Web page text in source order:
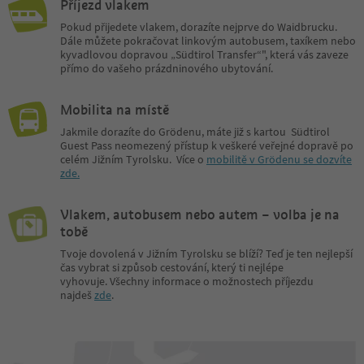
is planned.
The return by shuttle is included
in the price.
Any variation is reserved to the
hiking guide!
be paid separately. A
in a hut is planned.
Minimum age: 16 years
hiking guide!
Příjezd vlakem
Pokud přijedete vlakem, dorazíte nejprve do Waidbrucku.
Dále můžete pokračovat linkovým autobusem, taxíkem nebo
kyvadlovou dopravou „Südtirol Transfer“", která vás zaveze
přímo do vašeho prázdninového ubytování.
Mobilita na místě
Jakmile dorazíte do Grödenu, máte již s kartou Südtirol
Guest Pass neomezený přístup k veškeré veřejné dopravě po
celém Jižním Tyrolsku. Více o mobilitě v Grödenu se dozvíte
zde.
Vlakem, autobusem nebo autem – volba je na
tobě
Tvoje dovolená v Jižním Tyrolsku se blíží? Teď je ten nejlepší
čas vybrat si způsob cestování, který ti nejlépe
vyhovuje. Všechny informace o možnostech příjezdu
najdeš zde.